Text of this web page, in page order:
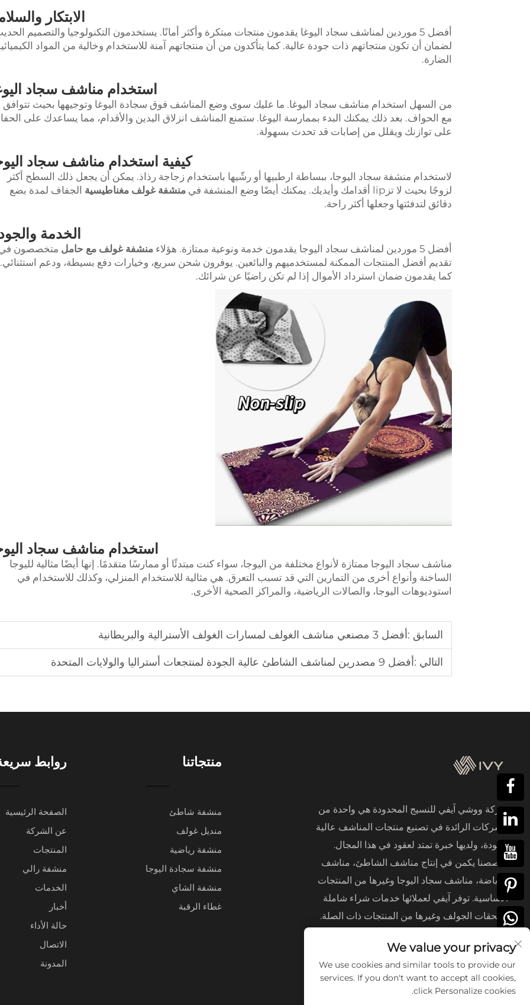
الابتكار
أفضل 5 موردين لمناشف سجاد اليوغا يقدمون منتجات مبتكرة وأكثر أمانًا. يستخدمون التكنولوجيا والتصميم
لضمان أن تكون منتجاتهم ذات جودة عالية. كما يتأكدون من أن منتجاتهم آمنة للاستخدام وخالية من المواد
الضارة.
استخدام مناشف سجاد
من السهل استخدام مناشف سجاد اليوغا. ما عليك سوى وضع المناشف فوق سجادة اليوغا وتوجيهها بحيث تتوافق
مع الحواف. بعد ذلك يمكنك البدء بممارسة اليوغا. ستمنع المناشف انزلاق اليدين والأقدام، مما يساعدك على
على توازنك ويقلل من إصابات قد تحدث بسهولة.
كيفية استخدام مناشف سجاد
لاستخدام منشفة سجاد اليوجا، ببساطة ارطبيها أو رشّيها باستخدام زجاجة رذاذ. يمكن أن يجعل ذلك السطح أكثر
لزوجًا بحيث لا تزlip أقدامك وأيديك. يمكنك أيضًا وضع المنشفة في
منشفة غولف مغناطيسية الجفاف لمدة بضع
دقائق لتدفئتها وجعلها أكثر راحة.
الخدمة
أفضل 5 موردين لمناشف سجاد اليوجا يقدمون خدمة ونوعية ممتازة. هؤلاء منشفة غولف مع حامل متخصصون
تقديم أفضل المنتجات الممكنة لمستخدميهم والبائعين. يوفرون شحن سريع، وخيارات دفع بسيطة، ودعم استثنائي.
كما يقدمون ضمان استرداد الأموال إذا لم تكن راضيًا عن شرائك.
استخدام مناشف سجاد
مناشف سجاد اليوجا ممتازة لأنواع مختلفة من اليوجا، سواء كنت مبتدئًا أو ممارسًا متقدمًا. إنها أيضًا مثالية لليوجا
الساخنة وأنواع أخرى من التمارين التي قد تسبب التعرق. هي مثالية للاستخدام المنزلي، وكذلك للاستخدام في
استوديوهات اليوجا، والصالات الرياضية، والمراكز الصحية الأخرى.
السابق :أفضل 3 مصنعي مناشف الغولف لمسارات الغولف الأسترالية والبريطانية
التالي :أفضل 9 مصدرين لمناشف الشاطئ عالية الجودة لمنتجعات أستراليا والولايات المتحدة
شركة ووشي آيفي للنسيج المحدودة هي واحدة من
الشركات الرائدة في تصنيع منتجات المناشف عالية
الجودة، ولديها خبرة تمتد لعقود في هذا المجال.
تخصصنا يكمن في إنتاج مناشف الشاطئ، مناشف
الرياضة، مناشف سجاد اليوجا وغيرها من المنتجات
الأساسية. توفر آيفي لعملائها خدمات شراء شاملة
لملحقات الجولف وغيرها من المنتجات ذات الصلة.
منتجاتنا
منشفة شاطئ
منديل غولف
منشفة رياضية
منشفة سجادة اليوجا
منشفة الشاي
غطاء الرقبة
روابط
الصفحة الرئيسية
عن الشركة
المنتجات
منشفة رالي
الخدمات
أخبار
حالة الأداء
الاتصال
المدونة
We value your privacy
We use cookies and similar tools to provide our
services. If you don't want to accept all cookies,
click Personalize cookies.